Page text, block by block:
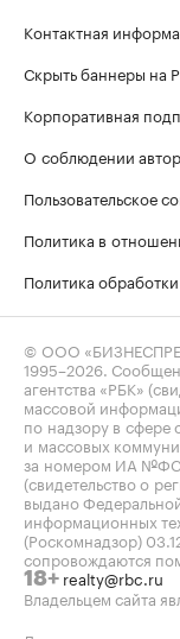
Контактная
Скрыть баннеры на
Корпоративная
О соблюдении
Пользовательское
Политика в
Политика
© ООО
1995–2026.
агентства «РБК»
массовой
по надзору в сфере
и массовых
за номером ИА
(свидетельство о
выдано
информационных
(Роскомнадзор)
сопровождаются
18+ realty@rbc.ru
Владельцем сайта